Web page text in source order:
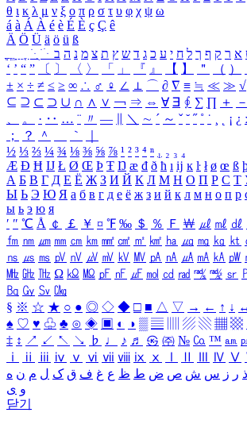
θ ι κ λ μ ν ξ ο π ρ σ τ υ φ χ ψ ω
á à Á À é è É È ç Ç ê
Ä Ö Ü ä ö ü ß
ִֶֹ ֻּ ׁׂ א ר ק ף ך ל ח י ע כ ג ד ש ץ ת צ מ נ ה ב
‘ ’ “ ” 〔 〕 〈 〉 「 」 『 』 【 】 ＂ （ ）
± × ÷ ≠ ≤ ≥ ∞ ∴ ♂ ♀ ∠ ⊥ ⌒ ∂ ∇ ≡ ≒ ≪ ≫ √
⊆ ⊇ ⊂ ⊃ ∪ ∩ ∧ ∨ ￢ ⇒ ⇔ ∀ ∃ ∮ ∑ ∏ ＋ －
、
。 · ‥ … ¨ 〃 ― ＼ ∼ ´ ～ ˇ ˘ ˝ ˚ ˙ ¸ ¡ ¿ ː
；
？ ＾ ｀
½ ⅓ ⅔ ¼ ¾ ⅛ ⅜ ⅝ ⅞ ¹ ² ³ ⁴ ⁿ ₁ ₂ ₃ ₄
Æ Ð Ħ Ĳ Ł Ø Œ Þ Ŧ Ŋ æ đ ð ħ ı ĳ ĸ ŀ ł ø œ ß
А Б В Г Д Е Ё Ж З И Й К Л М Н О П Р С Т
Ы Ь Э Ю Я а б в г д е ё ж з и й к л м н о п р
ы ь э ю я
′ ″ ℃ Å ￠ ￡ ￥ ¤ ℉ ‰ ＄ ％ Ｆ ￦ ㎕ ㎖ ㎗
㎙ ㎚ ㎛ ㎜ ㎝ ㎞ ㎟ ㎠ ㎡ ㎢ ㏊ ㎍ ㎎ ㎏ ㏏
㎱ ㎲ ㎳ ㎴ ㎵ ㎶ ㎷ ㎸ ㎹ ㎀ ㎁ ㎂ ㎃ ㎄ ㎺
㎒ ㎓ ㎔ Ω ㏀ ㏁ ㎊ ㎋ ㎌ ㏖ ㏅ ㎭ ㎮ ㎯ ㏛
㏃ ㏉ ㏜ ㏆
§ ※ ☆ ★ ○ ● ◎ ◇ ◆ □ ■ △ ▽ → ← ↑ ↓
♠ ♡ ♥ ♧ ♣ ⊙ ◈ ▣ ◐ ◑ ▒ ▤ ▨ ▧ ▦ ▩
‡ ↕ ↗ ↙ ↖ ↘ ♭ ♩ ♪ ♬ ㉿ ㈜ № ㏇ ™ ㏂
ⅰ
ⅱ ⅲ ⅳ ⅴ ⅵ ⅶ ⅷ ⅸ ⅹ Ⅳ Ⅴ
ذ ر ز س ش ص ض ط ظ ع غ ف ق ک ل م ن ه
و ی
닫기